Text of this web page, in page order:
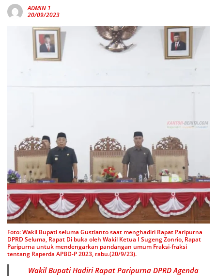
ADMIN 1
20/09/2023
Foto: Wakil Bupati seluma Gustianto saat menghadiri Rapat Paripurna
DPRD Seluma, Rapat Di buka oleh Wakil Ketua I Sugeng Zonrio, Rapat
Paripurna untuk mendengarkan pandangan umum Fraksi-fraksi
tentang Raperda APBD-P 2023, rabu.(20/9/23).
Wakil Bupati Hadiri Rapat Paripurna DPRD Agenda